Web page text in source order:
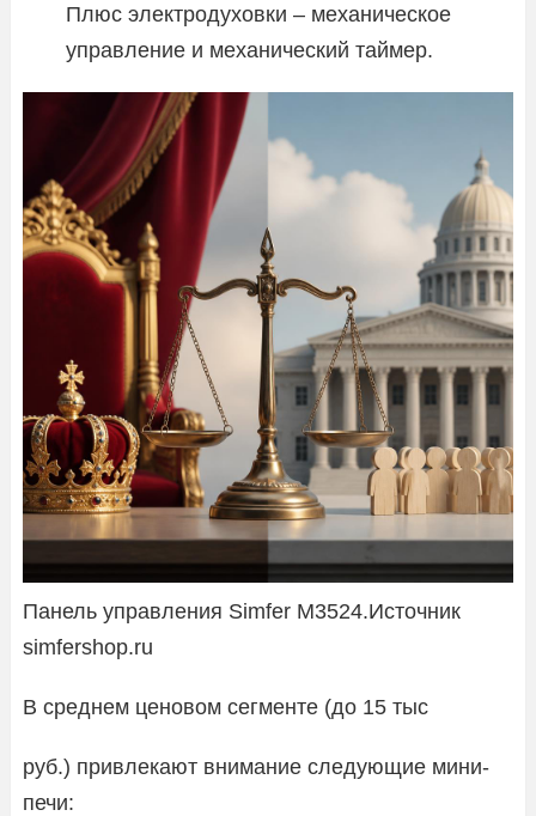
Плюс электродуховки – механическое
управление и механический таймер.
Панель управления Simfer M3524.Источник
simfershop.ru
В среднем ценовом сегменте (до 15 тыс
руб.) привлекают внимание следующие мини-
печи: